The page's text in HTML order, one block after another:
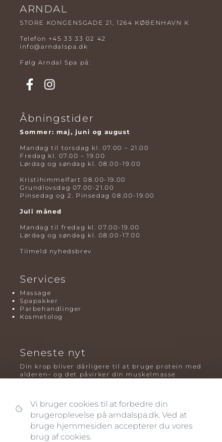
ARNDAL
STORE KONGENSGADE 21, 1264 KØBENHAVN K
Telefon +45 33 33 02 42
info@arndalspa.dk
Følg Arndal Spa på:
Åbningstider
Sommer: maj, juni og august
Mandag til torsdag kl. 07.00 – 21.00
Fredag kl. 07.00 – 19.00
Lørdag og søndag kl. 08.00-19.00
Kristihimmelfart 08.00-19.00
Grundlovsdag 07.00-21.00
Pinsedag og 2. Pinsedag 08.00-19.00
Juli måned
Mandag til fredag kl. 07.00-19.00
Lørdag og søndag kl. 08.00-17.00
Tilmeld nyhedsbrev
Services
Massage
Spapakker
Parbehandlinger
Kosmetolog
Seneste nyt
Din krop bliver dårligere til at bruge protein med
alderen– og det påvirker din muskelmasse
Plyometrisk træning: hvorfor hop kan være noget
af det mest oversete for knogler og power – før
og efter overgangsalderen
Vi bruger cookies til at forbedre din
brugeroplevelse på arndalspa.dk. Ved at
bruge hjemmesiden accepterer du vores
brug af cookies.